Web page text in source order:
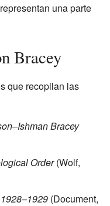
una parte
Bracey
que recopilan las
Bracey
Order(Wolf,
(Document,